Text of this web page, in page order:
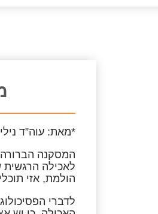
*מאת: עוה”ד
המסקנה הברורה
לאכילה
הולמת, אזי
לדברי